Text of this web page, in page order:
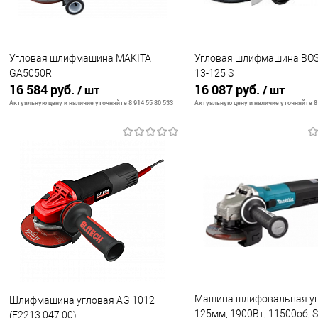
Угловая шлифмашина MAKITA
GA5050R
16 584 руб. / шт
Актуальную цену и наличие уточняйте 8 914 55 80 533
К сравнению
В избранное
Угловая шлифмашина
13-125 S
16 087 руб. / шт
Актуальную цену и наличие уточняйте
К сравнению
В избранное
Шлифмашина угловая AG 1012
(E2213.047.00)
Машина шлифовальная
125мм, 1900Вт, 11500об,